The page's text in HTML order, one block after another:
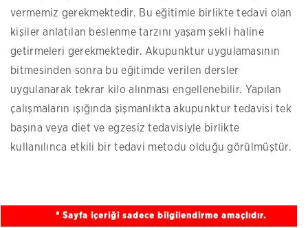
vermemiz gerekmektedir. Bu eğitimle birlikte tedavi olan
kişiler anlatılan beslenme tarzını yaşam şekli haline
getirmeleri gerekmektedir. Akupunktur uygulamasının
bitmesinden sonra bu eğitimde verilen dersler
uygulanarak tekrar kilo alınması engellenebilir. Yapılan
çalışmaların ışığında şişmanlıkta akupunktur tedavisi tek
başına veya diet ve egzesiz tedavisiyle birlikte
kullanılınca etkili bir tedavi metodu olduğu görülmüştür.
* Sayfa içeriği sadece bilgilendirme amaçlıdır.